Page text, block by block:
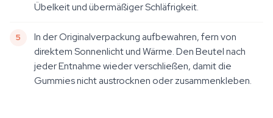
Übelkeit und übermäßiger Schläfrigkeit.
In der Originalverpackung aufbewahren, fern von
direktem Sonnenlicht und Wärme. Den Beutel nach
jeder Entnahme wieder verschließen, damit die
Gummies nicht austrocknen oder zusammenkleben.